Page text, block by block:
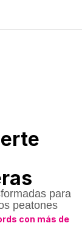
para
peatones
con más de